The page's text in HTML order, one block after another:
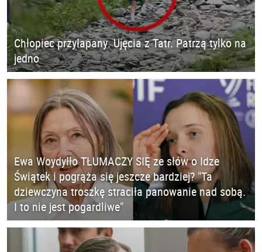
Chłopiec przyłapany. Ujęcia z Tatr. Patrzą tylko na
jedno
Ewa Woydyłło TŁUMACZY SIĘ ze słów o Idze
Świątek i pogrąża się jeszcze bardziej? "Ta
dziewczyna troszkę straciła panowanie nad sobą.
I to nie jest pogardliwe"